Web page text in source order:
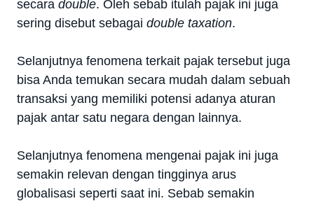
secara double. Oleh sebab itulah pajak ini juga
sering disebut sebagai double taxation.
Selanjutnya fenomena terkait pajak tersebut juga
bisa Anda temukan secara mudah dalam sebuah
transaksi yang memiliki potensi adanya aturan
pajak antar satu negara dengan lainnya.
Selanjutnya fenomena mengenai pajak ini juga
semakin relevan dengan tingginya arus
globalisasi seperti saat ini. Sebab semakin